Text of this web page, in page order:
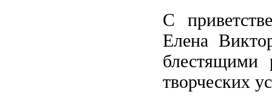
С
Елена
блестящими
творческих